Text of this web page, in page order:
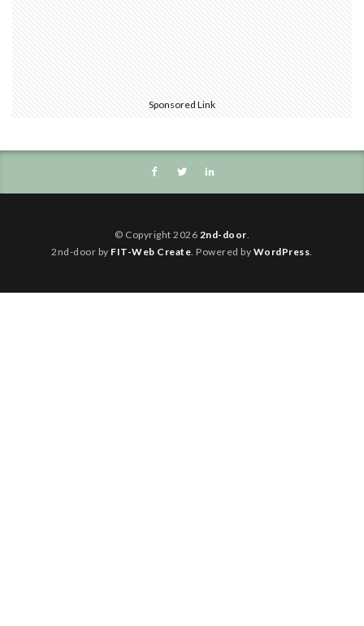
Sponsored Link
© Copyright 2026 2nd-door.
2nd-door by FIT-Web Create. Powered by WordPress.